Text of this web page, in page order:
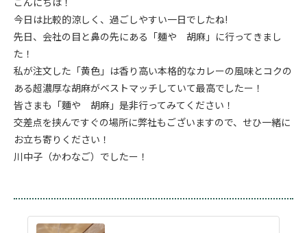
今日は比較的涼しく、過ごしやすい一日でしたね!
先日、会社の目と鼻の先にある「麺や 胡麻」に行ってきまし
た！
私が注文した「黄色」は香り高い本格的なカレーの風味とコクの
ある超濃厚な胡麻がベストマッチしていて最高でしたー！
皆さまも「麵や 胡麻」是非行ってみてください！
交差点を挟んですぐの場所に弊社もございますので、せひ一緒に
お立ち寄りください！
川中子（かわなご）でしたー！